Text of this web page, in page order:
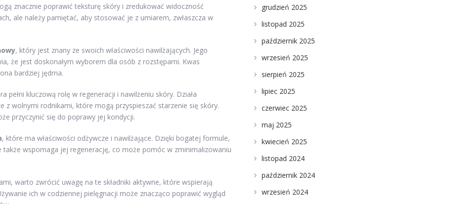
znacznie poprawić teksturę skóry i zredukować widoczność
ale należy pamiętać, aby stosować je z umiarem, zwłaszcza w
, który jest znany ze swoich właściwości nawilżających. Jego
że jest doskonałym wyborem dla osób z rozstępami. Kwas
bardziej jędrna.
pełni kluczową rolę w regeneracji i nawilżeniu skóry. Działa
z wolnymi rodnikami, które mogą przyspieszać starzenie się skóry.
przyczynić się do poprawy jej kondycji.
, które ma właściwości odżywcze i nawilżające. Dzięki bogatej formule,
także wspomaga jej regenerację, co może pomóc w zminimalizowaniu
warto zwrócić uwagę na te składniki aktywne, które wspierają
ich w codziennej pielęgnacji może znacząco poprawić wygląd
grudzień 2025
listopad 2025
październik 2025
wrzesień 2025
sierpień 2025
lipiec 2025
czerwiec 2025
maj 2025
kwiecień 2025
listopad 2024
październik 2024
wrzesień 2024